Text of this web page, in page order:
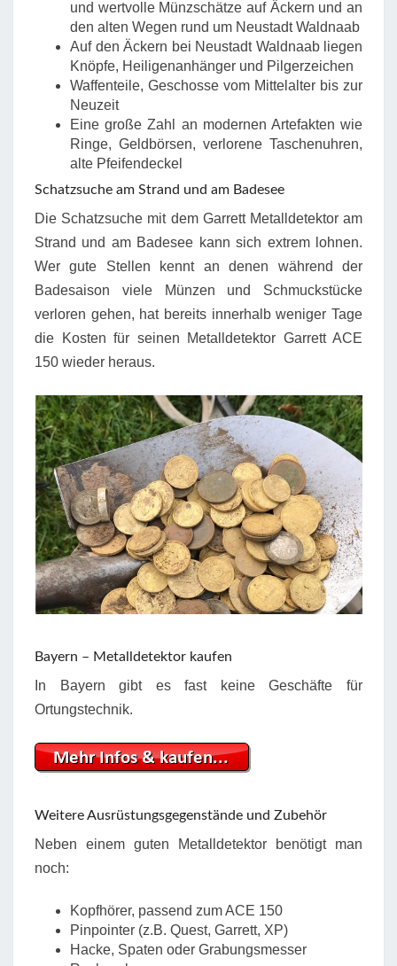
und wertvolle Münzschätze auf Äckern und an
den alten Wegen rund um Neustadt Waldnaab
Auf den Äckern bei Neustadt Waldnaab liegen
Knöpfe, Heiligenanhänger und Pilgerzeichen
Waffenteile, Geschosse vom Mittelalter bis zur
Neuzeit
Eine große Zahl an modernen Artefakten wie
Ringe, Geldbörsen, verlorene Taschenuhren,
alte Pfeifendeckel
Schatzsuche am Strand und am Badesee
Die Schatzsuche mit dem Garrett Metalldetektor am
Strand und am Badesee kann sich extrem lohnen.
Wer gute Stellen kennt an denen während der
Badesaison viele Münzen und Schmuckstücke
verloren gehen, hat bereits innerhalb weniger Tage
die Kosten für seinen Metalldetektor Garrett ACE
150 wieder heraus.
Bayern – Metalldetektor kaufen
In Bayern gibt es fast keine Geschäfte für
Ortungstechnik.
Weitere Ausrüstungsgegenstände und Zubehör
Neben einem guten Metalldetektor benötigt man
noch:
Kopfhörer, passend zum ACE 150
Pinpointer (z.B. Quest, Garrett, XP)
Hacke, Spaten oder Grabungsmesser